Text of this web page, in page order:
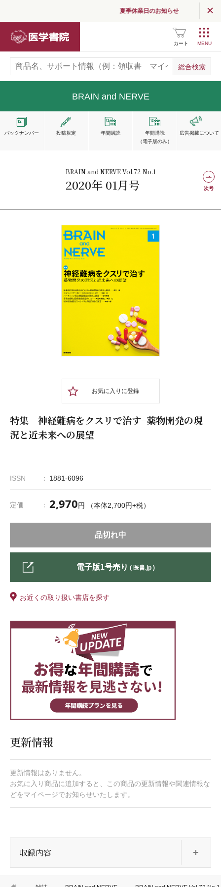
夏季休業日のお知らせ
カート
BRAIN and NERVE
バックナンバー 投稿規定 年間購読
年間購読
（電子版のみ）
広告掲載について
BRAIN and NERVE Vol.72 No.1
2020年 01月号 次号
お気に入りに登録
特集 神経難病をクスリで治す−薬物開発の現
況と近未来への展望
ISSN 1881-6096
定価 2,970円 （本体2,700円+税）
品切れ中
電子版1号売り ( 医書.jp )
お近くの取り扱い書店を探す
更新情報
更新情報はありません。
お気に入り商品に追加すると、この商品の更新情報や関連情報な
どをマイページでお知らせいたします。
収録内容